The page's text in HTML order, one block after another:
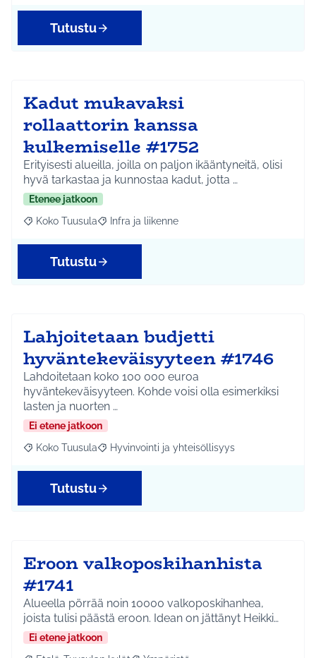
Tutustu
Kadut mukavaksi
rollaattorin kanssa
kulkemiselle #1752
Erityisesti alueilla, joilla on paljon ikääntyneitä, olisi
hyvä tarkastaa ja kunnostaa kadut, jotta …
Etenee jatkoon
Rajaa tulokset aihepiirin mukaan: Koko Tuusula
Koko Tuusula Rajaa tulokset teeman mukaan: Infra ja liikenne
Infra ja liikenne
Tutustu
Lahjoitetaan budjetti
hyväntekeväisyyteen #1746
Lahdoitetaan koko 100 000 euroa
hyväntekeväisyyteen. Kohde voisi olla esimerkiksi
lasten ja nuorten …
Ei etene jatkoon
Rajaa tulokset aihepiirin mukaan: Koko Tuusula
Koko Tuusula Rajaa tulokset teeman mukaan: Hyvinvointi ja
Hyvinvointi ja yhteisöllisyys
Tutustu
Eroon valkoposkihanhista
#1741
Alueella pörrää noin 10000 valkoposkihanhea,
joista tulisi päästä eroon. Idean on jättänyt Heikki…
Ei etene jatkoon